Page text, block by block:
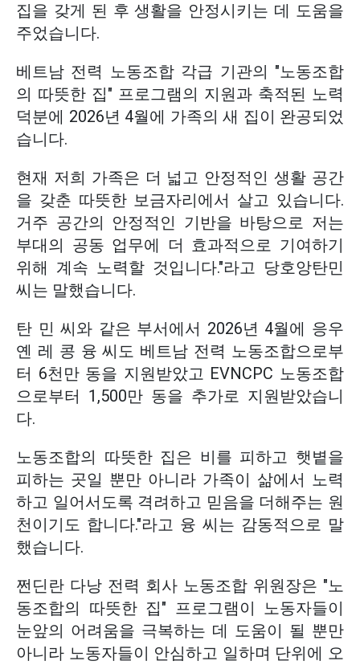
집을 갖게 된 후 생활을 안정시키는 데 도움을
주었습니다.
베트남 전력 노동조합 각급 기관의 "노동조합
의 따뜻한 집" 프로그램의 지원과 축적된 노력
덕분에 2026년 4월에 가족의 새 집이 완공되었
습니다.
현재 저희 가족은 더 넓고 안정적인 생활 공간
을 갖춘 따뜻한 보금자리에서 살고 있습니다.
거주 공간의 안정적인 기반을 바탕으로 저는
부대의 공동 업무에 더 효과적으로 기여하기
위해 계속 노력할 것입니다."라고 당호앙탄민
씨는 말했습니다.
탄 민 씨와 같은 부서에서 2026년 4월에 응우
옌 레 콩 융 씨도 베트남 전력 노동조합으로부
터 6천만 동을 지원받았고 EVNCPC 노동조합
으로부터 1,500만 동을 추가로 지원받았습니
다.
노동조합의 따뜻한 집은 비를 피하고 햇볕을
피하는 곳일 뿐만 아니라 가족이 삶에서 노력
하고 일어서도록 격려하고 믿음을 더해주는 원
천이기도 합니다."라고 융 씨는 감동적으로 말
했습니다.
쩐딘란 다낭 전력 회사 노동조합 위원장은 "노
동조합의 따뜻한 집" 프로그램이 노동자들이
눈앞의 어려움을 극복하는 데 도움이 될 뿐만
아니라 노동자들이 안심하고 일하며 단위에 오